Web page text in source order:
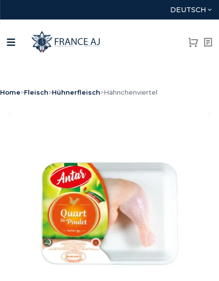
DEUTSCH
Home>Fleisch>Hühnerfleisch>Hähnchenviertel